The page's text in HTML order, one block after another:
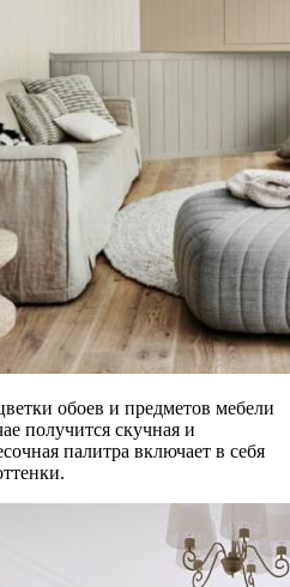
обоев и предметов мебели
получится скучная и
палитра включает в себя